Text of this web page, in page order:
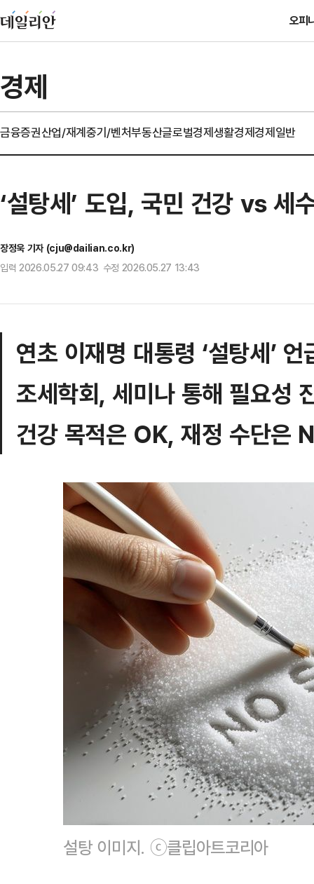
오피
경제
금융증권산업/재계중기/벤처부동산글로벌경제생활경제경제일반
‘설탕세’ 도입, 국민 건강 vs
장정욱 기자 (cju@dailian.co.kr)
입력 2026.05.27 09:43 수정 2026.05.27 13:43
연초 이재명 대통령 ‘설탕세’ 언
조세학회, 세미나 통해 필요성
건강 목적은 OK, 재정 수단은
설탕 이미지. ⓒ클립아트코리아